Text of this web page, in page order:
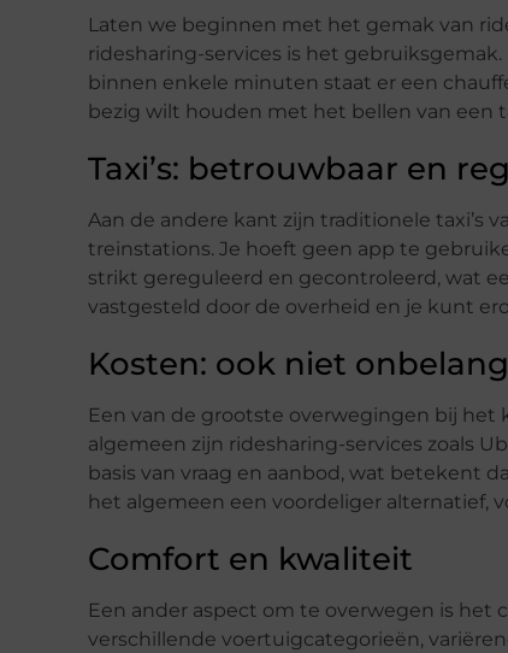
Laten we beginnen met het gemak van
ridesharing-services is het
binnen enkele minuten staat er een
bezig wilt houden met het bellen van een
Taxi’s: betrouwbaar en
Aan de andere kant zijn traditionele taxi’s
treinstations. Je hoeft geen app te
strikt gereguleerd en gecontroleerd, wat
vastgesteld door de overheid en je kunt
Kosten: ook niet
Een van de grootste overwegingen bij het
algemeen zijn ridesharing-services zoals
basis van vraag en aanbod, wat betekent
het algemeen een voordeliger alternatief,
Comfort en kwaliteit
Een ander aspect om te overwegen is het
verschillende voertuigcategorieën,